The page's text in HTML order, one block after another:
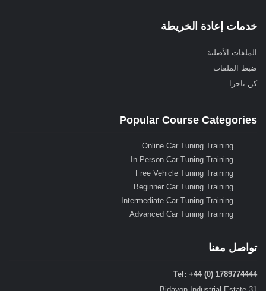
خدمات إعادة الخريطة
الملفات الأصلية
ضبط الملفات
كن تاجرا
Popular Course Categories
Online Car Tuning Training
In-Person Car Tuning Training
Free Vehicle Tuning Training
Beginner Car Tuning Training
Intermediate Car Tuning Training
Advanced Car Tuning Training
تواصل معنا
Tel: +44 (0) 1789774444